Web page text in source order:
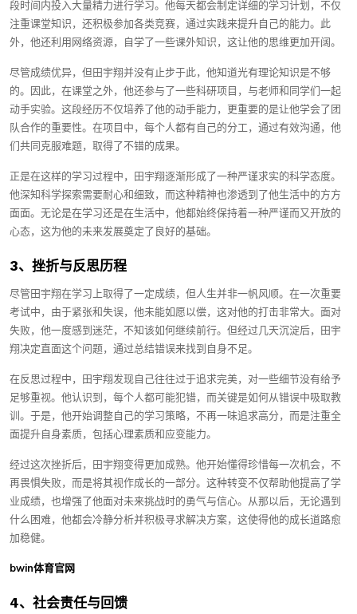
段时间内投入大量精力进行学习。他每天都会制定详细的学习计划，不仅
注重课堂知识，还积极参加各类竞赛，通过实践来提升自己的能力。此
外，他还利用网络资源，自学了一些课外知识，这让他的思维更加开阔。
尽管成绩优异，但田宇翔并没有止步于此，他知道光有理论知识是不够
的。因此，在课堂之外，他还参与了一些科研项目，与老师和同学们一起
动手实验。这段经历不仅培养了他的动手能力，更重要的是让他学会了团
队合作的重要性。在项目中，每个人都有自己的分工，通过有效沟通，他
们共同克服难题，取得了不错的成果。
正是在这样的学习过程中，田宇翔逐渐形成了一种严谨求实的科学态度。
他深知科学探索需要耐心和细致，而这种精神也渗透到了他生活中的方方
面面。无论是在学习还是在生活中，他都始终保持着一种严谨而又开放的
心态，这为他的未来发展奠定了良好的基础。
3、挫折与反思历程
尽管田宇翔在学习上取得了一定成绩，但人生并非一帆风顺。在一次重要
考试中，由于紧张和失误，他未能如愿以偿，这对他的打击非常大。面对
失败，他一度感到迷茫，不知该如何继续前行。但经过几天沉淀后，田宇
翔决定直面这个问题，通过总结错误来找到自身不足。
在反思过程中，田宇翔发现自己往往过于追求完美，对一些细节没有给予
足够重视。他认识到，每个人都可能犯错，而关键是如何从错误中吸取教
训。于是，他开始调整自己的学习策略，不再一味追求高分，而是注重全
面提升自身素质，包括心理素质和应变能力。
经过这次挫折后，田宇翔变得更加成熟。他开始懂得珍惜每一次机会，不
再畏惧失败，而是将其视作成长的一部分。这种转变不仅帮助他提高了学
业成绩，也增强了他面对未来挑战时的勇气与信心。从那以后，无论遇到
什么困难，他都会冷静分析并积极寻求解决方案，这使得他的成长道路愈
加稳健。
bwin体育官网
4、社会责任与回馈